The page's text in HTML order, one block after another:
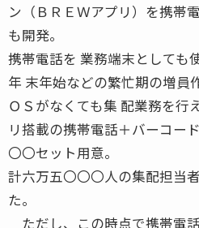
ン（ＢＲＥＷアプリ）を携帯
も開発。
携帯電話を 業務端末としても
年 末年始などの繁忙期の増員
ＯＳがなくても集 配業務を行
リ搭載の携帯電話＋バーコー
〇〇セット用意。
計六万五〇〇〇人の集配担当
た。
ただし、この時点で携帯電